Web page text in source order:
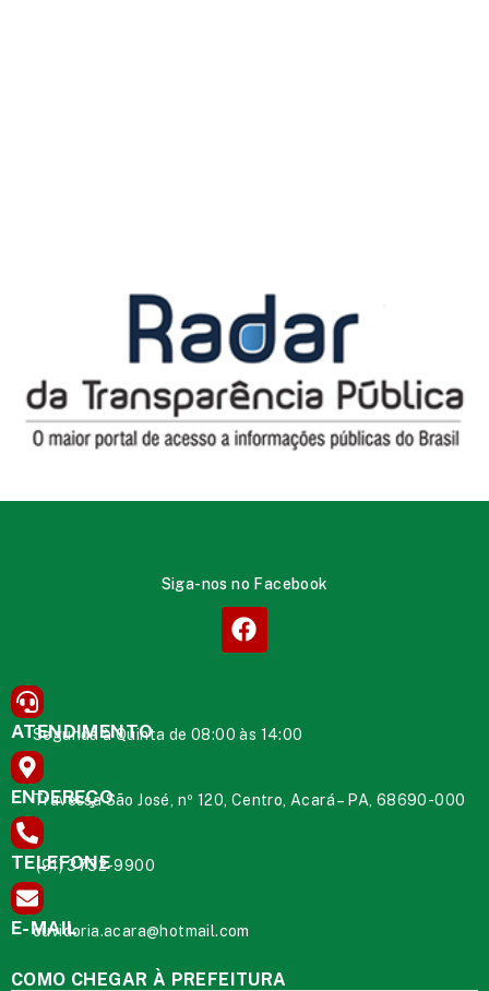
Siga-nos no Facebook
ATENDIMENTO
Segunda à Quinta de 08:00 às 14:00
ENDEREÇO
Travessa São José, nº 120, Centro, Acará – PA, 68690-000
TELEFONE
(91) 3732-9900
E-MAIL
ouvidoria.acara@hotmail.com
COMO CHEGAR À PREFEITURA